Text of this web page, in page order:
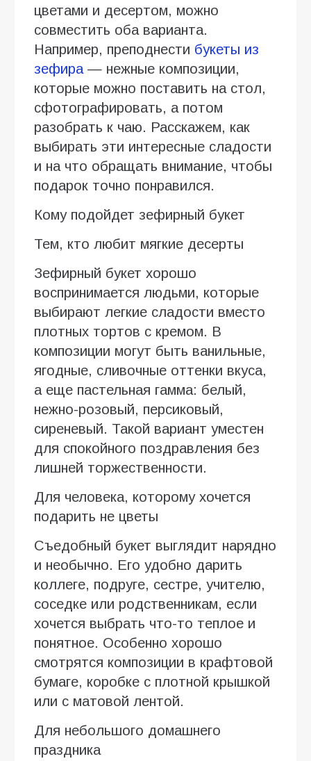
цветами и десертом, можно
совместить оба варианта.
Например, преподнести букеты из
зефира— нежные композиции,
которые можно поставить на стол,
сфотографировать, а потом
разобрать к чаю. Расскажем, как
выбирать эти интересные сладости
и на что обращать внимание, чтобы
подарок точно понравился.
Кому подойдет зефирный букет
Тем, кто любит мягкие десерты
Зефирный букет хорошо
воспринимается людьми, которые
выбирают легкие сладости вместо
плотных тортов с кремом. В
композиции могут быть ванильные,
ягодные, сливочные оттенки вкуса,
а еще пастельная гамма: белый,
нежно-розовый, персиковый,
сиреневый. Такой вариант уместен
для спокойного поздравления без
лишней торжественности.
Для человека, которому хочется
подарить не цветы
Съедобный букет выглядит нарядно
и необычно. Его удобно дарить
коллеге, подруге, сестре, учителю,
соседке или родственникам, если
хочется выбрать что-то теплое и
понятное. Особенно хорошо
смотрятся композиции в крафтовой
бумаге, коробке с плотной крышкой
или с матовой лентой.
Для небольшого домашнего
праздника